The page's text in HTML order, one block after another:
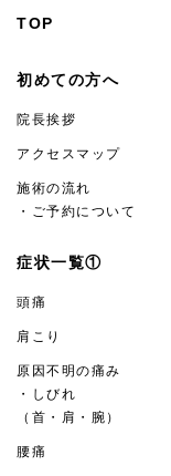
TOP
初めての方へ
院長挨拶
アクセスマップ
施術の流れ
・ご予約について
症状一覧①
頭痛
肩こり
原因不明の痛み
・しびれ
（首・肩・腕）
腰痛